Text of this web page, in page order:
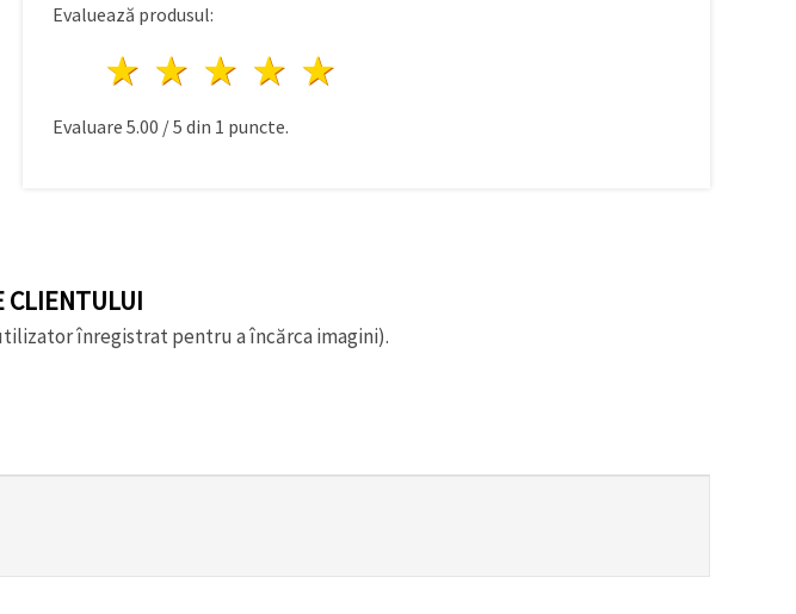
Evaluează produsul:
4 stele
3 stele
2 stele
1 stea
Evaluare 5.00 /5 din 1 puncte.
CLIENTULUI
înregistrat pentru a încărca imagini).